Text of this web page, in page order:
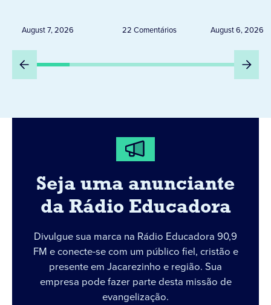
August 7, 2026 22 Comentários
Peru
August 6, 2026
Seja uma anunciante
da Rádio Educadora
Divulgue sua marca na Rádio Educadora 90,9
FM e conecte-se com um público fiel, cristão e
presente em Jacarezinho e região. Sua
empresa pode fazer parte desta missão de
evangelização.